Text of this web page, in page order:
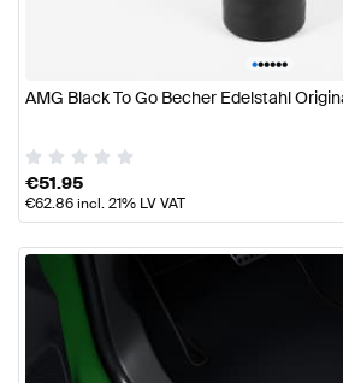
••••••
AMG Black To Go Becher Edelstahl
€51.95
€62.86incl. 21% LV VAT